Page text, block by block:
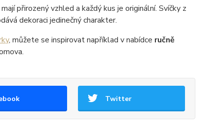
přirozený vzhled a každý kus je originální. Svíčky z
dekoraci jedinečný charakter.
, můžete se inspirovat například v nabídce ručně
Twitter